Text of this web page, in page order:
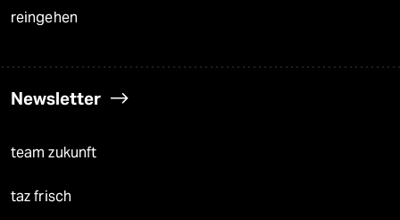
reingehen
Newsletter
team zukunft
taz frisch